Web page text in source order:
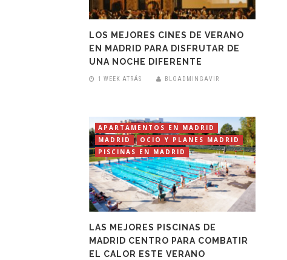
LOS MEJORES CINES DE VERANO
EN MADRID PARA DISFRUTAR DE
UNA NOCHE DIFERENTE
1 WEEK ATRÁS BLGADMINGAVIR
APARTAMENTOS EN MADRID
MADRID
OCIO Y PLANES MADRID
PISCINAS EN MADRID
LAS MEJORES PISCINAS DE
MADRID CENTRO PARA COMBATIR
EL CALOR ESTE VERANO